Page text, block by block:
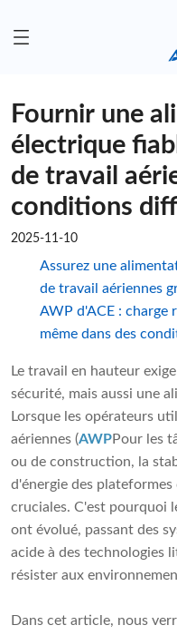
Fournir une
électrique
de travail
conditions
2025-11-10
Assurez une
de travail aériennes
AWP d'ACE : charge
même dans des
Le travail en hauteur
sécurité, mais aussi une
Lorsque les opérateurs
aériennes (AWPPour les
ou de construction, la
d'énergie des
cruciales. C'est pourquoi
ont évolué, passant des
acide à des technologies
résister aux
Dans cet article, nous